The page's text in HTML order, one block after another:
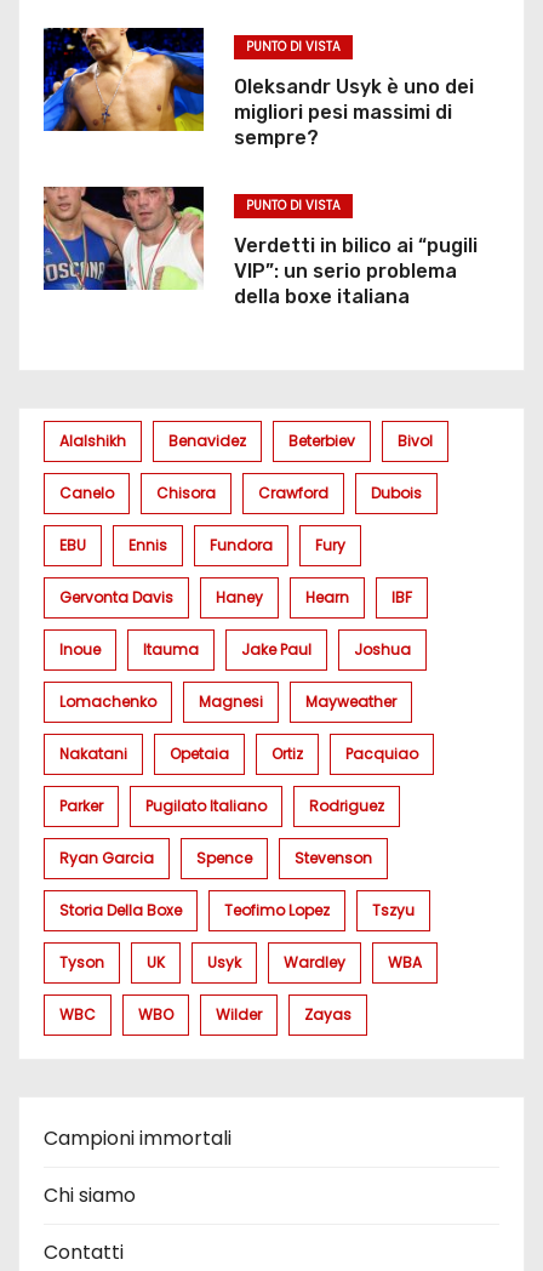
PUNTO DI VISTA
Oleksandr Usyk è uno dei
migliori pesi massimi di
sempre?
PUNTO DI VISTA
Verdetti in bilico ai “pugili
VIP”: un serio problema
della boxe italiana
Alalshikh Benavidez Beterbiev Bivol
Canelo Chisora Crawford Dubois
EBU Ennis Fundora Fury
Gervonta Davis Haney Hearn IBF
Inoue Itauma Jake Paul Joshua
Lomachenko Magnesi Mayweather
Nakatani Opetaia Ortiz Pacquiao
Parker Pugilato Italiano Rodriguez
Ryan Garcia Spence Stevenson
Storia Della Boxe Teofimo Lopez Tszyu
Tyson UK Usyk Wardley WBA
WBC WBO Wilder Zayas
Campioni immortali
Chi siamo
Contatti